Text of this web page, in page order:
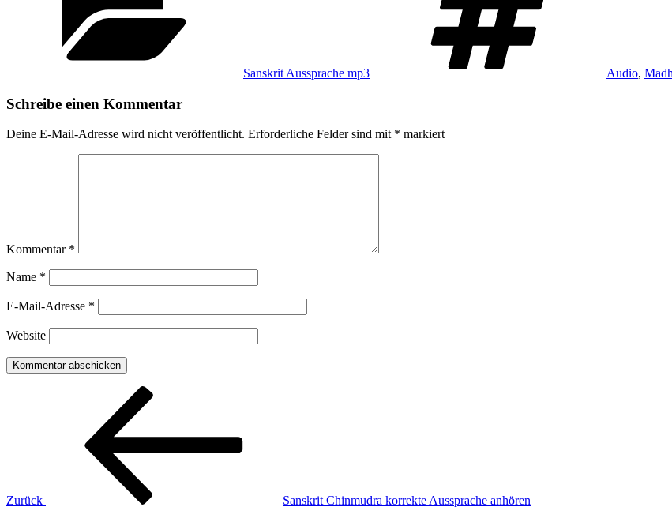
Sanskrit Aussprache mp3 Audio,
Schreibe einen Kommentar
Deine E-Mail-Adresse wird nicht veröffentlicht. Erforderliche Felder sind mit * markiert
Kommentar *
Name *
E-Mail-Adresse *
Website
Beitragsnavigation
Zurück
Sanskrit Chinmudra korrekte Aussprache anhören